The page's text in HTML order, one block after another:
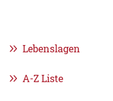
Lebenslagen
A-Z Liste